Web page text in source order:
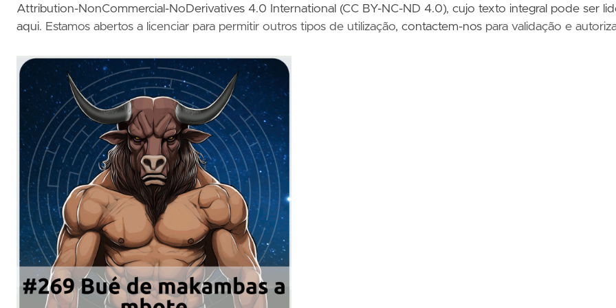
Attribution-NonCommercial-NoDerivatives 4.0 International (CC BY-NC-ND 4.0), cujo texto integral pode ser
aqui. Estamos abertos a licenciar para permitir outros tipos de utilização, contactem-nos para validação e